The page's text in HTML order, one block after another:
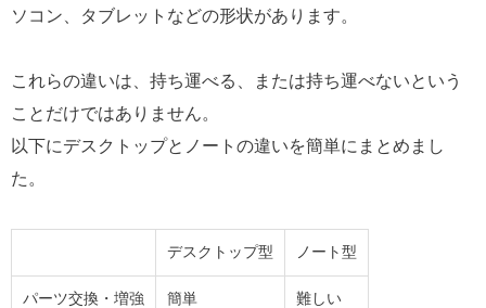
ソコン、タブレットなどの形状があります。
これらの違いは、持ち運べる、または持ち運べないという
ことだけではありません。
以下にデスクトップとノートの違いを簡単にまとめまし
た。
デスクトップ型 ノート型
パーツ交換・増強 簡単 難しい